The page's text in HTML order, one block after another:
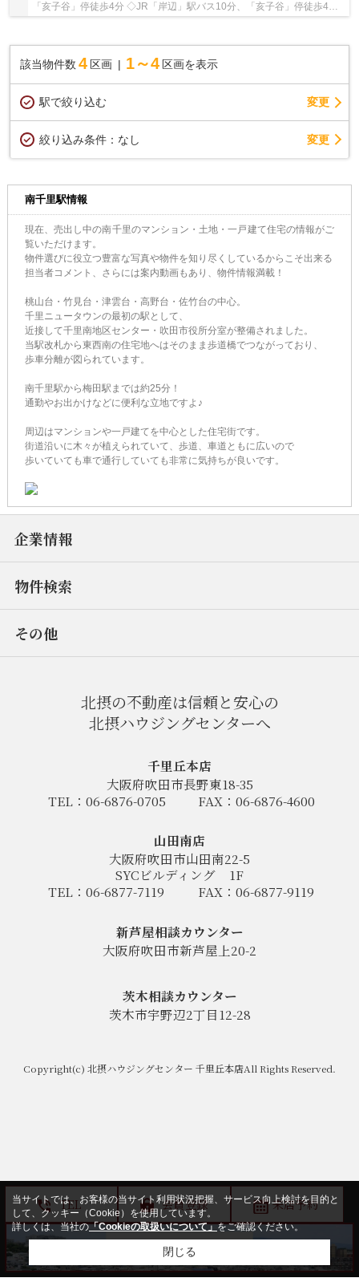
「亥子谷」停徒歩4分 ◇JR「岸辺」駅バス10分、「亥子谷」停徒歩4分
◇建築条件がございませんので、お好きなハウスメー...
該当物件数 4 区画 1～4 区画を表示
駅で絞り込む 変更
絞り込み条件： なし 変更
南千里駅情報
現在、売出し中の南千里のマンション・土地・一戸建て住宅の情報がご
覧いただけます。
物件選びに役立つ豊富な写真や物件を知り尽くしているからこそ出来る
担当者コメント、さらには案内動画もあり、物件情報満載！
桃山台・竹見台・津雲台・高野台・佐竹台の中心。
千里ニュータウンの最初の駅として、
近接して千里南地区センター・吹田市役所分室が整備されました。
当駅改札から東西南の住宅地へはそのまま歩道橋でつながっており、
歩車分離が図られています。
南千里駅から梅田駅までは約25分！
通勤やお出かけなどに便利な立地ですよ♪
周辺はマンションや一戸建てを中心とした住宅街です。
街道沿いに木々が植えられていて、歩道、車道ともに広いので
歩いていても車で通行していても非常に気持ちが良いです。
企業情報
物件検索
その他
北摂の不動産は信頼と安心の
北摂ハウジングセンターへ
千里丘本店
大阪府吹田市長野東18-35
TEL：06-6876-0705
FAX：06-6876-4600
山田南店
大阪府吹田市山田南22-5
SYCビルディング
1F
TEL：06-6877-7119
FAX：06-6877-9119
新芦屋相談カウンター
大阪府吹田市新芦屋上20-2
茨木相談カウンター
茨木市宇野辺2丁目12-28
Copyright(c) 北摂ハウジングセンター 千里丘本店All Rights Reserved.
TEL 会員登録 来店予約
当サイトでは、お客様の当サイト利用状況把握、サービス向上検討を目的と
して、クッキー（Cookie）を使用しています。
詳しくは、当社の「Cookieの取扱いについて」をご確認ください。
閉じる